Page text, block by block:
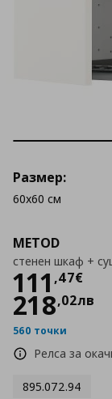
METOD
стенен шкаф +
111 ,47€
Цена
218,02лв
560 точки
Релса за
895.072.94
Размер:
60x60 см